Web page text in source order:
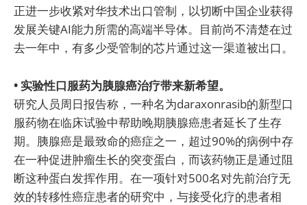
正进一步收紧对华技术出口管制，以切断中国企业获得
发展关键AI能力所需的高端半导体。目前尚不清楚在过
去一年中，有多少受管制的芯片通过这一渠道被出口。
• 实验性口服药为胰腺癌治疗带来新希望。
研究人员周日报告称，一种名为daraxonrasib的新型口
服药物在临床试验中帮助晚期胰腺癌患者延长了生存
期。胰腺癌是最致命的癌症之一，超过90%的病例中存
在一种促进肿瘤生长的突变蛋白，而该药物正是通过阻
断这种蛋白发挥作用。在一项针对500名对先前治疗无
效的转移性癌症患者的研究中，与接受化疗的患者相